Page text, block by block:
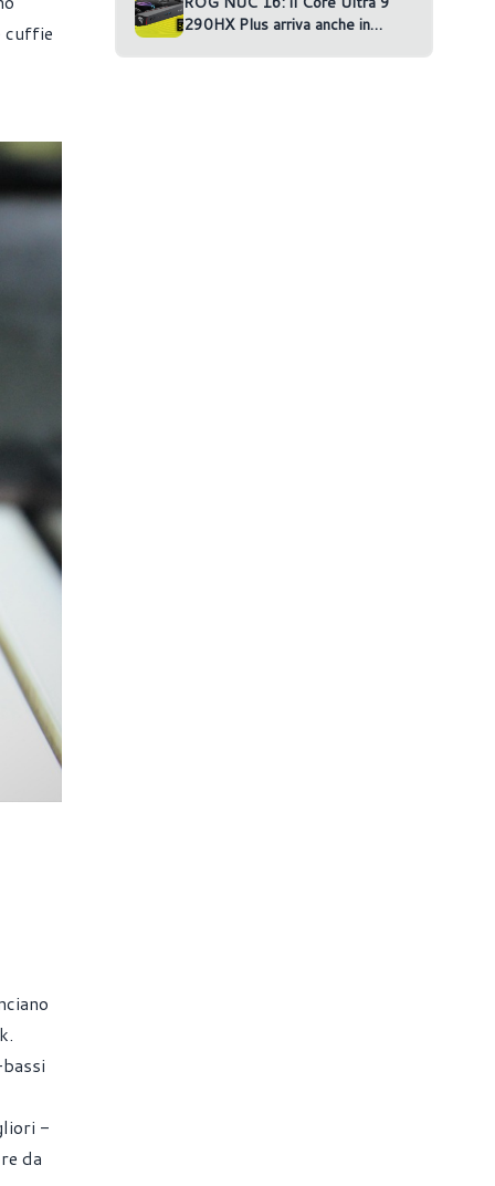
cuffie
-
da
290HX Plus arriva anche in